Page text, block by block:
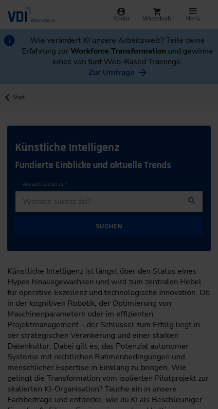
Konto Warenkorb Menü
Wie verändert KI unsere Arbeitswelt? Teile deine
Erfahrung zurWorkforce Transformation und gewinne
eines von fünf Web-Based Trainings.
Zur Umfrage
Start
Künstliche Intelligenz
Fundierte Einblicke und aktuelle Trends
Wonach suchst du?
SUCHEN
Künstliche Intelligenz ist längst über den Status eines
Hypes hinausgewachsen und wird zum zentralen Hebel
für operative Exzellenz und technologische Innovation. Ob
in der kognitiven Robotik, der Optimierung von
Maschinenparametern oder im effizienten
Projektmanagement – der Schlüssel zum Erfolg liegt in
der strategischen Verankerung und einer starken
Datenkultur. Dabei gilt es, das Potenzial autonomer
Systeme mit rechtlichen Rahmenbedingungen und
menschlicher Expertise in Einklang zu bringen. Wie
gelingt die Transformation vom isolierten Pilotprojekt zur
skalierten KI-Organisation? Tauche ein in unsere
Fachbeiträge und entdecke, wie du KI als Beschleuniger